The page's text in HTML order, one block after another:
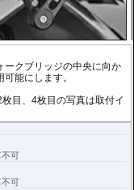
ークブリッジの中央に向か
能にします。
目、4枚目の写真は取付イ
可
可